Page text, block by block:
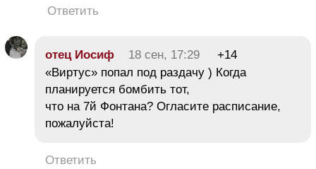
Ответить
отец Иосиф 18 сен, 17:29
+14
«Виртус» попал под раздачу ) Когда
планируется бомбить тот,
что на 7й Фонтана? Огласите расписание,
пожалуйста!
Ответить